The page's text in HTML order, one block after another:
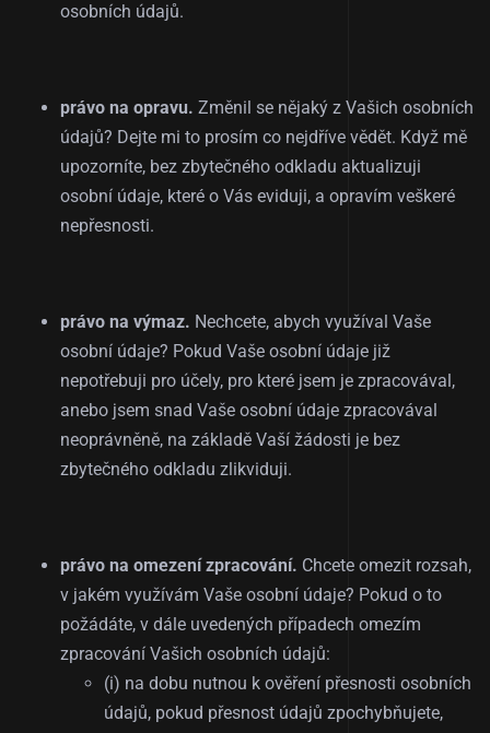
osobních údajů.
právo na opravu. Změnil se nějaký z Vašich osobních
údajů? Dejte mi to prosím co nejdříve vědět. Když mě
upozorníte, bez zbytečného odkladu aktualizuji
osobní údaje, které o Vás eviduji, a opravím veškeré
nepřesnosti.
právo na výmaz. Nechcete, abych využíval Vaše
osobní údaje? Pokud Vaše osobní údaje již
nepotřebuji pro účely, pro které jsem je zpracovával,
anebo jsem snad Vaše osobní údaje zpracovával
neoprávněně, na základě Vaší žádosti je bez
zbytečného odkladu zlikviduji.
právo na omezení zpracování. Chcete omezit rozsah,
v jakém využívám Vaše osobní údaje? Pokud o to
požádáte, v dále uvedených případech omezím
zpracování Vašich osobních údajů:
(i) na dobu nutnou k ověření přesnosti osobních
údajů, pokud přesnost údajů zpochybňujete,